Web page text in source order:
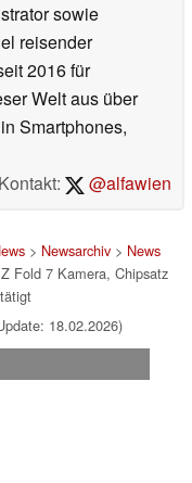
sowie
reisender
2016 für
Welt aus über
Smartphones,
Kontakt:
@alfawien
> Newsarchiv> News
Fold 7 Kamera, Chipsatz
18.02.2026)